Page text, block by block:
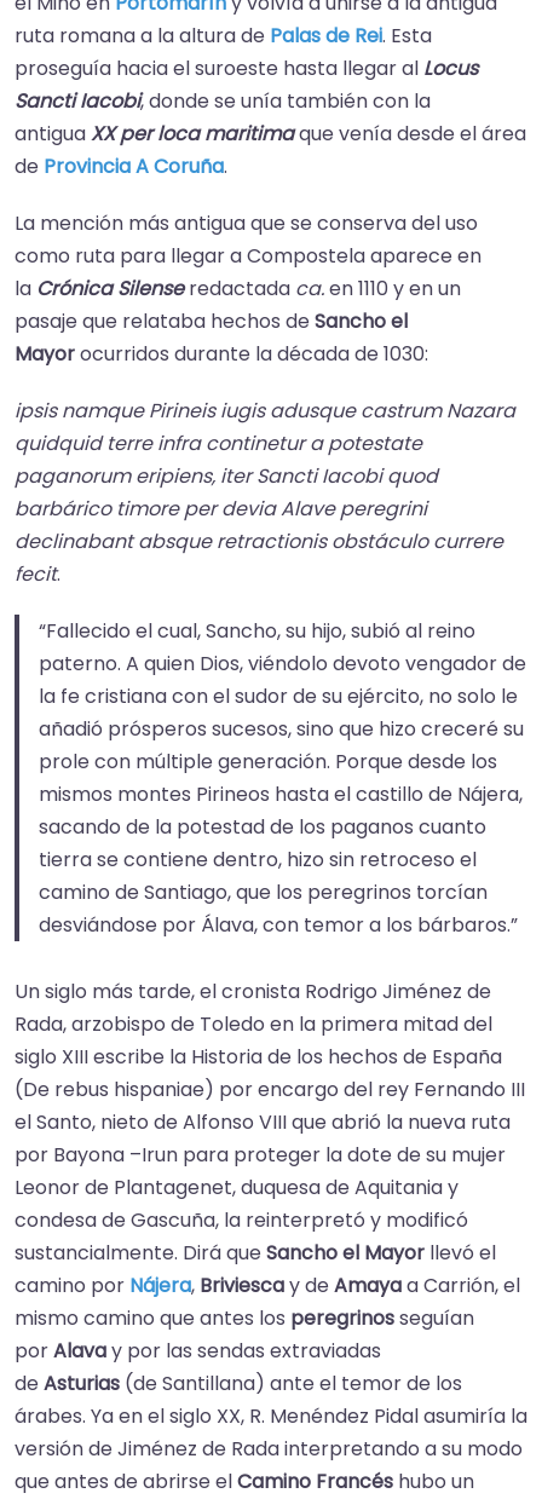
ruta romana a la altura de Palas de Rei.​ Esta
proseguía hacia el suroeste hasta llegar al Locus
Sancti Iacobi, donde se unía también con la
antiguaXX per loca maritimaque venía desde el área
de Provincia A Coruña.
La mención más antigua que se conserva del uso
como ruta para llegar a Compostela aparece en
la Crónica Silenseredactada ca.en 1110 y en un
pasaje que relataba hechos de Sancho el
Mayorocurridos durante la década de 1030:
ipsis namque Pirineis iugis adusque castrum Nazara
quidquid terre infra continetur a potestate
paganorum eripiens, iter Sancti Iacobi quod
barbárico timore per devia Alave peregrini
declinabant absque retractionis obstáculo currere
fecit.​
“Fallecido el cual, Sancho, su hijo, subió al reino
paterno. A quien Dios, viéndolo devoto vengador de
la fe cristiana con el sudor de su ejército, no solo le
añadió prósperos sucesos, sino que hizo creceré su
prole con múltiple generación. Porque desde los
mismos montes Pirineos hasta el castillo de Nájera,
sacando de la potestad de los paganos cuanto
tierra se contiene dentro, hizo sin retroceso el
camino de Santiago, que los peregrinos torcían
desviándose por Álava, con temor a los bárbaros.”
Un siglo más tarde, el cronista Rodrigo Jiménez de
Rada, arzobispo de Toledo en la primera mitad del
siglo XIII escribe la Historia de los hechos de España
(De rebus hispaniae) por encargo del rey Fernando III
el Santo, nieto de Alfonso VIII que abrió la nueva ruta
por Bayona –Irun para proteger la dote de su mujer
Leonor de Plantagenet, duquesa de Aquitania y
condesa de Gascuña, la reinterpretó y modificó
sustancialmente. Dirá que Sancho el Mayor llevó el
camino por Nájera, Briviescay de Amayaa Carrión, el
mismo camino que antes los peregrinosseguían
porAlavay por las sendas extraviadas
de Asturias (de Santillana) ante el temor de los
árabes. Ya en el siglo XX, R. Menéndez Pidal asumiría la
versión de Jiménez de Rada interpretando a su modo
que antes de abrirse elCamino Francés hubo un